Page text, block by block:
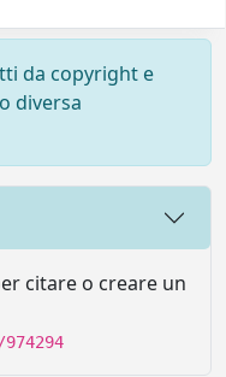
da copyright e
diversa
citare o creare un